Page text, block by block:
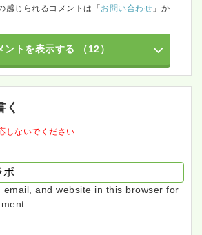
じられるコメントは「 お問い合わせ 」か
ントを表示する （12）
く
しないでください
email, and website in this browser for